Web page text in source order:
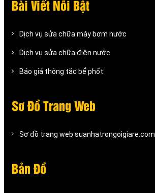
Bài Viết Nỗi Bật
Dịch vụ sửa chữa máy bơm nước
Dịch vụ sửa chữa điện nước
Báo giá thông tắc bể phốt
Sơ Đồ Trang Web
Sơ đồ trang web suanhatrongoigiare.com
Bản Đồ